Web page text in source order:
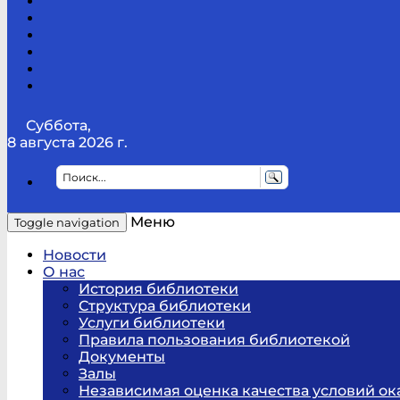
Суббота,
8 августа 2026 г.
Toggle navigation
Меню
Новости
О нас
История библиотеки
Структура библиотеки
Услуги библиотеки
Правила пользования библиотекой
Документы
Залы
Независимая оценка качества условий